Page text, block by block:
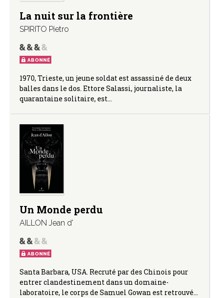
La nuit sur la frontière
SPIRITO Pietro
ABONNÉ
1970, Trieste, un jeune soldat est assassiné de deux
balles dans le dos. Ettore Salassi, journaliste, la
quarantaine solitaire, est…
Un Monde perdu
AILLON Jean d'
ABONNÉ
Santa Barbara, USA. Recruté par des Chinois pour
entrer clandestinement dans un domaine-
laboratoire, le corps de Samuel Gowan est retrouvé…